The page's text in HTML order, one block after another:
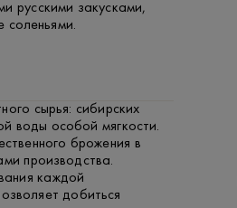
русскими закусками,
сырья: сибирских
воды особой мягкости.
брожения в
производства.
каждой
добиться